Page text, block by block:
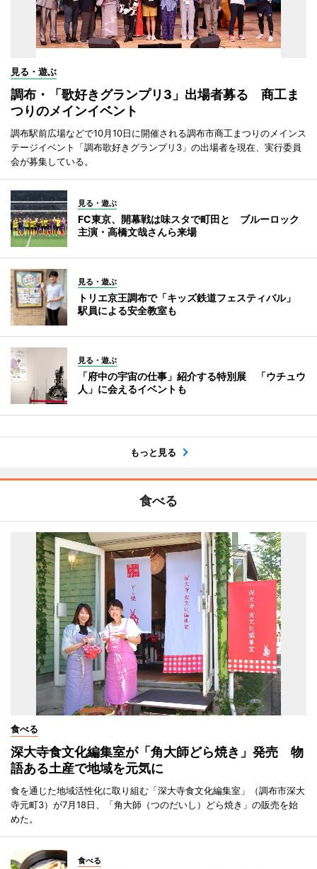
見る・遊ぶ
調布・「歌好きグランプリ3」出場者募る 商工ま
つりのメインイベント
調布駅前広場などで10月10日に開催される調布市商工まつりのメインス
テージイベント「調布歌好きグランプリ3」の出場者を現在、実行委員
会が募集している。
見る・遊ぶ
FC東京、開幕戦は味スタで町田と ブルーロック
主演・高橋文哉さんら来場
見る・遊ぶ
トリエ京王調布で「キッズ鉄道フェスティバル」
駅員による安全教室も
見る・遊ぶ
「府中の宇宙の仕事」紹介する特別展 「ウチュウ
人」に会えるイベントも
もっと見る
食べる
食べる
深大寺食文化編集室が「角大師どら焼き」発売 物
語ある土産で地域を元気に
食を通じた地域活性化に取り組む「深大寺食文化編集室」（調布市深大
寺元町3）が7月18日、「角大師（つのだいし）どら焼き」の販売を始
めた。
食べる